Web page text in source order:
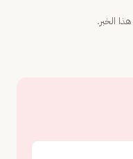
الخبر.